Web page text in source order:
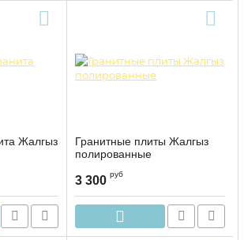
Жалгыз
Гранитные плиты Жалгыз
полированные
3 300 руб